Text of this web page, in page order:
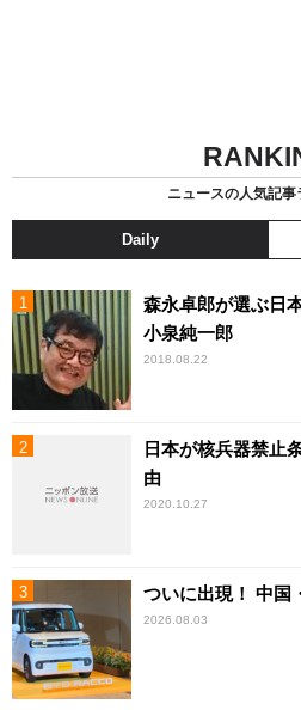
ニュースの人気記事
Daily
森永卓郎が選ぶ日
小泉純一郎
2018.08.22
日本が核兵器禁止
由
2020.10.27
ついに出現！ 中国
2026.08.03